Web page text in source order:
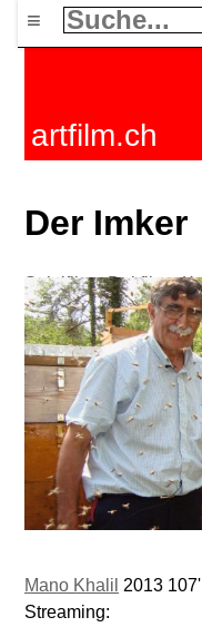
≡
artfilm.ch
Der Imker
Mano Khalil 2013 107'
Streaming:
Spielfilme Dokfilme
Nachrichten F-Rated
AGB Kaufen
216.73.217.99